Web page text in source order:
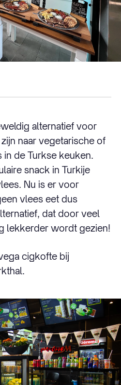
alternatief voor
naar vegetarische of
de Turkse keuken.
snack in Turkije
Nu is er voor
vlees eet dus
dat door veel
lekkerder wordt gezien!
cigkofte bij